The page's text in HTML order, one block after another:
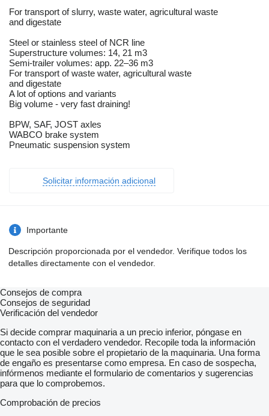
For transport of slurry, waste water, agricultural waste
and digestate
Steel or stainless steel of NCR line
Superstructure volumes: 14, 21 m3
Semi-trailer volumes: app. 22–36 m3
For transport of waste water, agricultural waste
and digestate
A lot of options and variants
Big volume - very fast draining!
BPW, SAF, JOST axles
WABCO brake system
Pneumatic suspension system
Solicitar información adicional
Importante
Descripción proporcionada por el vendedor. Verifique todos los
detalles directamente con el vendedor.
Consejos de compra
Consejos de seguridad
Verificación del vendedor
Si decide comprar maquinaria a un precio inferior, póngase en
contacto con el verdadero vendedor. Recopile toda la información
que le sea posible sobre el propietario de la maquinaria. Una forma
de engaño es presentarse como empresa. En caso de sospecha,
infórmenos mediante el formulario de comentarios y sugerencias
para que lo comprobemos.
Comprobación de precios